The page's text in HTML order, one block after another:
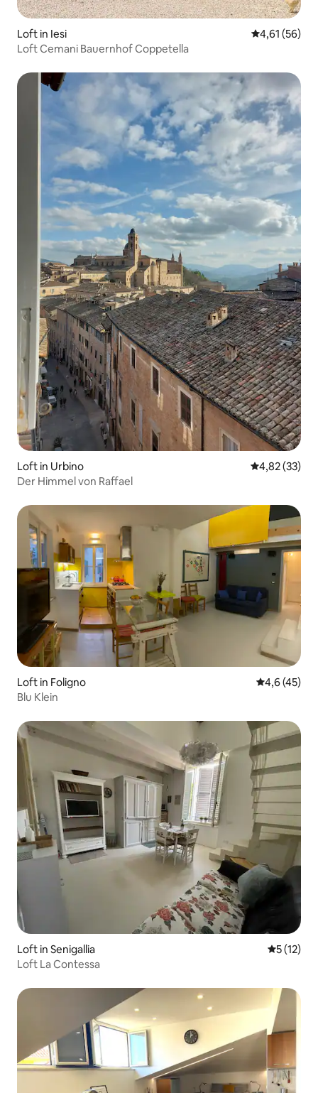
Loft in Iesi
4,61 (56)
Loft Cemani Bauernhof Coppetella
Loft in Urbino
4,82 (33)
Der Himmel von Raffael
Loft in Foligno
4,6 (45)
Blu Klein
Loft in Senigallia
5 (12)
Loft La Contessa